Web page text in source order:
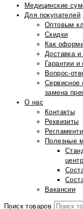
Медицинские
Для покупателей
Оптовым
Скидки
Как
Доставка и
Гарантии и
Вопрос-
Сервисное
замена
О нас
Контакты
Реквизиты
Полезные
Вакансии
Поиск товаров